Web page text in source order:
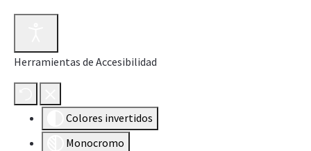
Herramientas de Accesibilidad
Colores invertidos
Monocromo